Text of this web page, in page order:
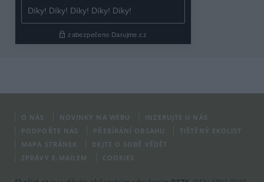
O NÁS NOVINKY NA WEBU
INZERUJTE U NÁS
PODPOŘTE NÁS
PŘEBÍRÁNÍ OBSAHU
TIŠTĚNÝ EKOLIST
MAPA STRÁNEK
DEJTE O SOBĚ VĚDĚT
ZPRÁVY E-MAILEM
COOKIES